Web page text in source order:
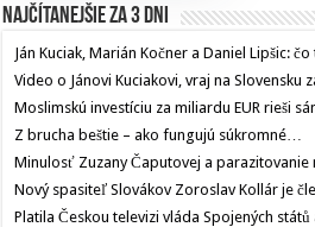
Najčítanejšie za 3 dni
Ján Kuciak, Marián Kočner a Daniel Lipšic: čo
Video o Jánovi Kuciakovi, vraj na Slovensku
Moslimskú investíciu za miliardu EUR rieši
Z brucha beštie – ako fungujú súkromné…
Minulosť Zuzany Čaputovej a parazitovanie
Nový spasiteľ Slovákov Zoroslav Kollár je
Platila Českou televizi vláda Spojených států